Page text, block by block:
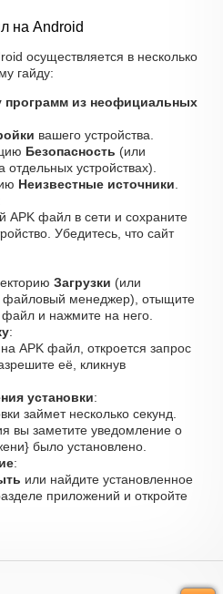
на Android
осуществляется в несколько
гайду:
программ из неофициальных
вашего устройства.
Безопасность (или
отдельных устройствах).
Неизвестные источники
APK файл в сети и сохраните
Убедитесь, что сайт
Загрузки (или
файловый менеджер), отыщите
и нажмите на него.
:
APK файл, откроется запрос
её, кликнув
установки:
займет несколько секунд.
вы заметите уведомление о
было установлено.
:
или найдите установленное
приложений и откройте